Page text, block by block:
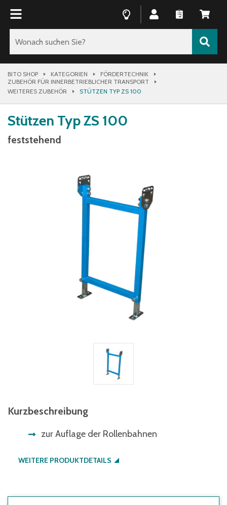
BITO SHOP KATEGORIEN
FÖRDERTECHNIK
ZUBEHÖR FÜR INNERBETRIEBLICHER TRANSPORT
WEITERES ZUBEHÖR
STÜTZEN TYP ZS 100
Stützen Typ ZS 100
feststehend
Kurzbeschreibung
zur Auflage der Rollenbahnen
WEITERE PRODUKTDETAILS